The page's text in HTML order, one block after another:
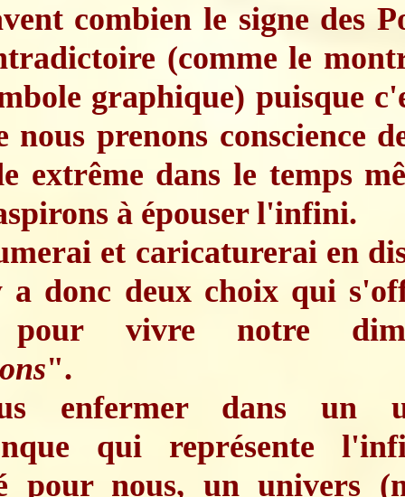
combien le signe des
(comme le
graphique) puisque
nous prenons conscience
extrême dans le temps
à épouser l'infini.
et caricaturerai en
donc deux choix qui
pour vivre notre
".
enfermer dans un
qui représente
pour nous, un univers